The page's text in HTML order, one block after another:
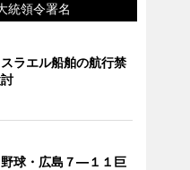
統領令署名
ラエル船舶の航行禁
球・広島７―１１巨